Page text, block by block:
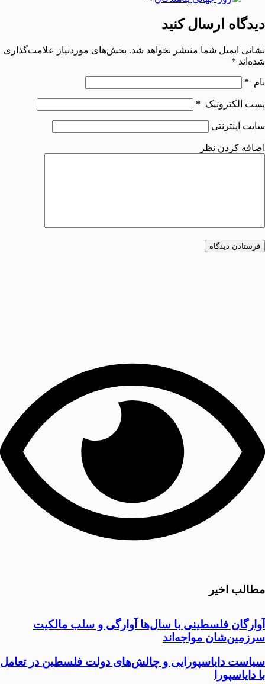
دیدگاه ارسال کنید
نشانی ایمیل شما منتشر نخواهد شد. بخش‌های موردنیاز علامت‌گذاری
شده‌اند *
نام *
پست الکترونیک *
سایت اینترنتی
اضافه کردن نظر
فرستادن دیدگاه
مطالب اخیر
آوارگان فلسطینی با سال‌ها آوارگی و سلب مالكيت
سرزمين‌شان مواجه‌اند
سیاست دایاسپورایی و چالش‌های دولت فلسطین در تعامل
با دایاسپورا